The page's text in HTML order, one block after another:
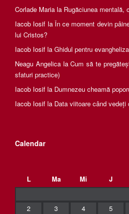
Corlade Maria la Rugăciunea mentală,
Iacob Iosif la În ce moment devin
lui Cristos?
Iacob Iosif la Ghidul pentru
Neagu AngelicalaCum să te
sfaturi practice)
Iacob Iosif la Dumnezeu cheamă
Iacob Iosif la Data viitoare când vedeți
Calendar
L
Ma Mi J
2
3 4 5